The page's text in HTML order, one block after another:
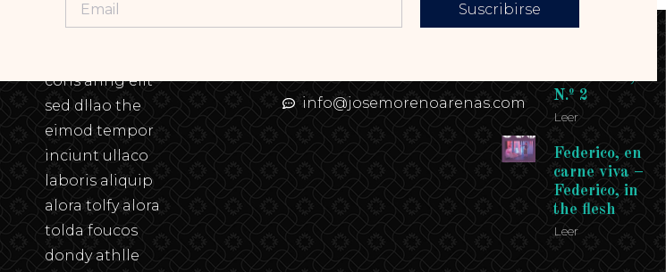
Suscribirse
Lorem ipsum
cons aring elit
sed dllao the
eimod tempor
inciunt ullaco
laboris aliquip
alora tolfy alora
tolda foucos
dondy athlle
Contacto
info@josemorenoarenas.com
Enlaces
N.º 2
Leer
Federico, en
carne viva –
Federico, in
the flesh
Leer